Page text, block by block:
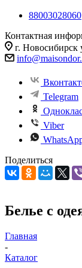
88003028060
Контактная
г. Новосибирск
Telegram
Viber
Поделиться
Белье с
Главная
-
Каталог